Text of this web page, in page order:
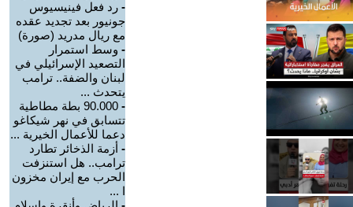
- رد فعل فينيسيوس
جونيور بعد تجديد عقده
مع ريال مدريد (صورة)
- وسط استمرار
التصعيد الإسرائيلي في
لبنان والضفة.. ترامب
يتحدث ...
-
90.000 بطة مطاطية
تتسابق في نهر شيكاغو
دعما للأعمال الخيرية ...
- أزمة الذخائر تطارد
ترامب.. هل استنزفت
الحرب مع إيران مخزون
ا ...